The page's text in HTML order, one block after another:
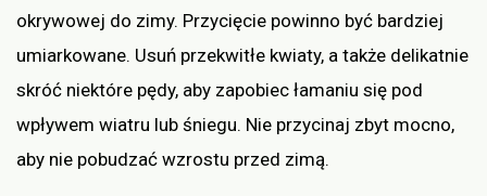
okrywowej do zimy. Przycięcie powinno być bardziej
umiarkowane. Usuń przekwitłe kwiaty, a także delikatnie
skróć niektóre pędy, aby zapobiec łamaniu się pod
wpływem wiatru lub śniegu. Nie przycinaj zbyt mocno,
aby nie pobudzać wzrostu przed zimą.